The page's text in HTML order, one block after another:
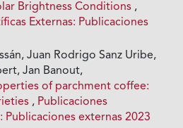
Brightness Conditions ,
Externas: Publicaciones
Juan Rodrigo Sanz Uribe,
Jan Banout,
of parchment coffee:
, Publicaciones
Publicaciones externas 2023